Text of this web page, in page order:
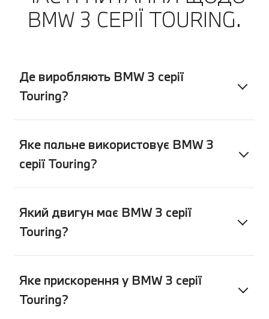
повідомлення у своєму застосунку
My BMW. А потім насолоджуватися
BMW 3 СЕРІЇ TOURING.
Де виробляють BMW 3 серії
Touring?
Яке пальне використовує BMW 3
серії Touring?
Який двигун має BMW 3 серії
Touring?
Яке прискорення у BMW 3 серії
Touring?